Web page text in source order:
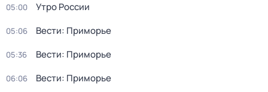
05:00 Утро России
05:06 Вести: Приморье
05:36 Вести: Приморье
06:06 Вести: Приморье